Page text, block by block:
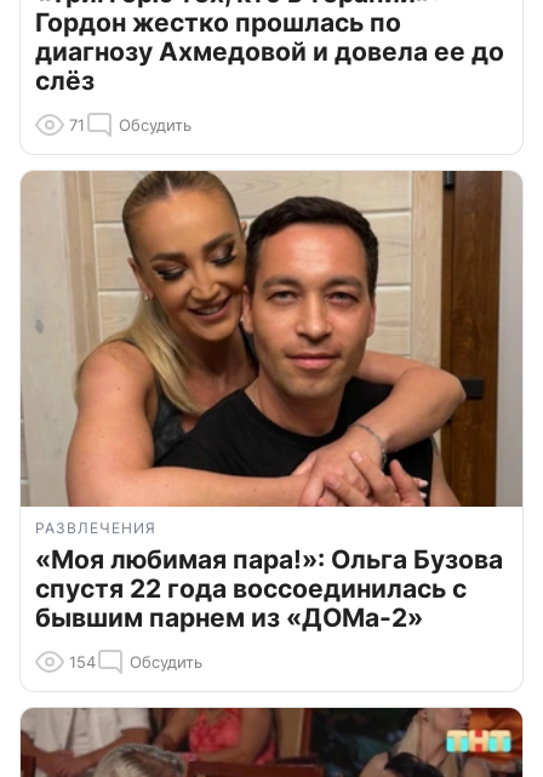
Гордон жестко прошлась по
диагнозу Ахмедовой и довела ее до
слёз
71 Обсудить
РАЗВЛЕЧЕНИЯ
«Моя любимая пара!»: Ольга Бузова
спустя 22 года воссоединилась с
бывшим парнем из «ДОМа-2»
154 Обсудить